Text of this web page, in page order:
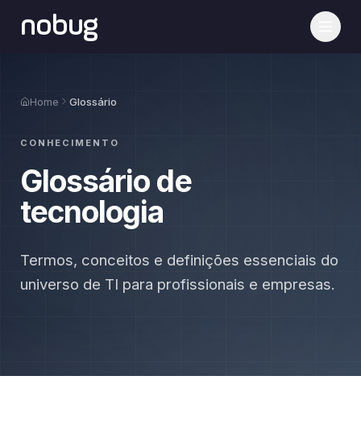
nobug
Home Glossário
CONHECIMENTO
Glossário de
tecnologia
Termos, conceitos e definições essenciais do
universo de TI para profissionais e empresas.